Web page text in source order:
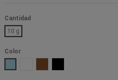
Cantidad
10 g
Color